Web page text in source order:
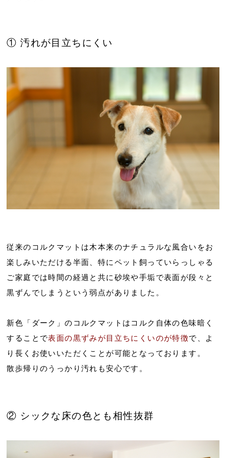
① 汚れが目立ちにくい
従来のコルクマットは木本来のナチュラルな風合いをお
楽しみいただける半面、特にペット飼っていらっしゃる
ご家庭では時間の経過と共に砂埃や手垢で表面が段々と
黒ずんでしまうという弱点がありました。
新色「ダーク」のコルクマットはコルク自体の色味暗く
することで表面の黒ずみが目立ちにくいのが特徴で、よ
り長くお使いいただくことが可能となっております。
散歩帰りのうっかり汚れも安心です。
② シックな床の色とも相性抜群